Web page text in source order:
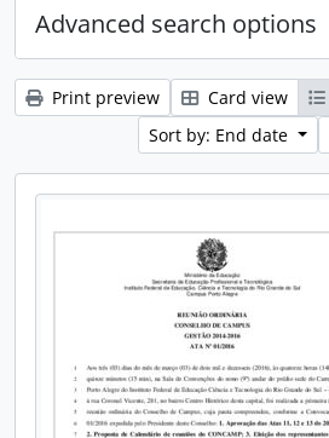
Advanced search options
Print preview Card view
Sort by: End date